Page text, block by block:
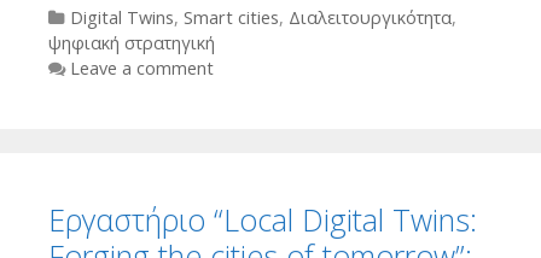
Categories
Digital Twins, Smart cities, Διαλειτουργικότητα,
ψηφιακή στρατηγική
Leave a comment
Εργαστήριο “Local Digital Twins: